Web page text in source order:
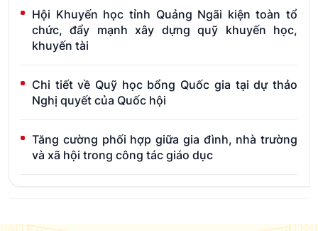
Hội Khuyến học tỉnh Quảng Ngãi kiện toàn tổ
chức, đẩy mạnh xây dựng quỹ khuyến học,
khuyến tài
Chi tiết về Quỹ học bổng Quốc gia tại dự thảo
Nghị quyết của Quốc hội
Tăng cường phối hợp giữa gia đình, nhà trường
và xã hội trong công tác giáo dục